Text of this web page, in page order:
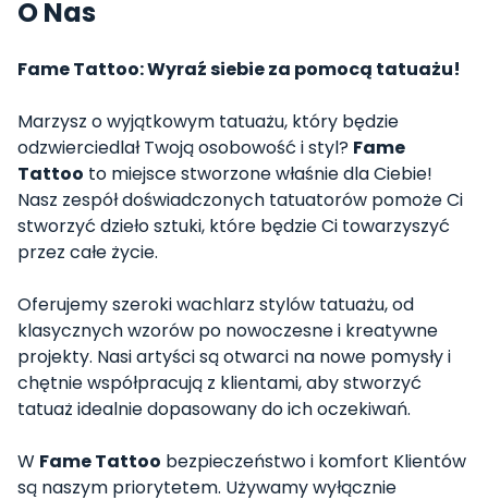
O Nas
Fame Tattoo: Wyraź siebie za pomocą tatuażu!
Marzysz o wyjątkowym tatuażu, który będzie
odzwierciedlał Twoją osobowość i styl? Fame
Tattoo to miejsce stworzone właśnie dla Ciebie!
Nasz zespół doświadczonych tatuatorów pomoże Ci
stworzyć dzieło sztuki, które będzie Ci towarzyszyć
przez całe życie.
Oferujemy szeroki wachlarz stylów tatuażu, od
klasycznych wzorów po nowoczesne i kreatywne
projekty. Nasi artyści są otwarci na nowe pomysły i
chętnie współpracują z klientami, aby stworzyć
tatuaż idealnie dopasowany do ich oczekiwań.
W Fame Tattoo bezpieczeństwo i komfort Klientów
są naszym priorytetem. Używamy wyłącznie